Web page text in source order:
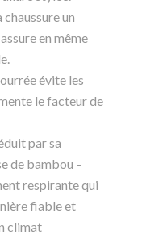
un
en même
évite les
le facteur de
par sa
de bambou –
respirante qui
fiable et
climat